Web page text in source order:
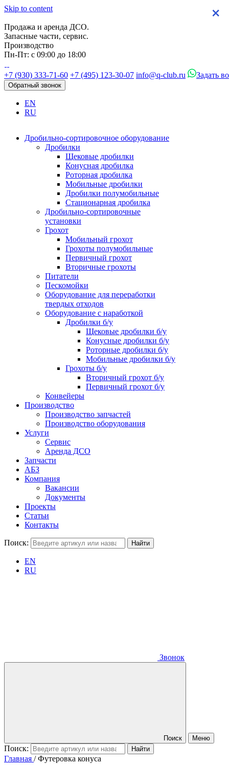
Skip to content
Продажа и аренда ДСО.
Запасные части, сервис.
Производство
Пн-Пт: с 09:00 до 18:00
+7 (930) 333-71-60 +7 (495) 123-30-07 info@q-club.ru Задать
Обратный звонок
EN
RU
Дробильно-сортировочное оборудование
Дробилки
Щековые дробилки
Конусная дробилка
Роторная дробилка
Мобильные дробилки
Дробилки полумобильные
Стационарная дробилка
Дробильно-сортировочные
установки
Грохот
Мобильный грохот
Грохоты полумобильные
Первичный грохот
Вторичные грохоты
Питатели
Пескомойки
Оборудование для переработки
твердых отходов
Оборудование с наработкой
Дробилки б/у
Щековые дробилки б/у
Конусные дробилки б/у
Роторные дробилки б/у
Мобильные дробилки б/у
Грохоты б/у
Вторичный грохот б/у
Первичный грохот б/у
Конвейеры
Производство
Производство запчастей
Производство оборудования
Услуги
Сервис
Аренда ДСО
Запчасти
АБЗ
Компания
Вакансии
Документы
Проекты
Статьи
Контакты
Поиск:
EN
RU
Звонок
Поиск Меню
Поиск:
Главная /Футеровка конуса
×
×
×
×